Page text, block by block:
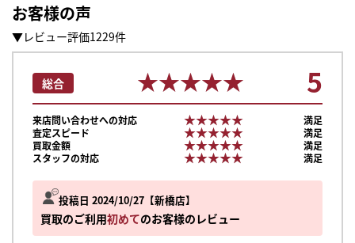
お客様の声
▼レビュー評価1229件
投稿日 2024/10/27 新橋店
買取のご利用初めてのお客様のレビュー
総合 ★★★★★
★★★★★ 5
来店問い合わせへの対応 ★★★★★
★★★★★
満足
査定スピード
★★★★★
★★★★★
満足
買取金額
★★★★★
★★★★★
満足
スタッフの対応
★★★★★
★★★★★ 満足